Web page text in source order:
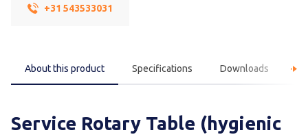
+31 543533031
About this product Specifications Downloads
Service Rotary Table (hygienic